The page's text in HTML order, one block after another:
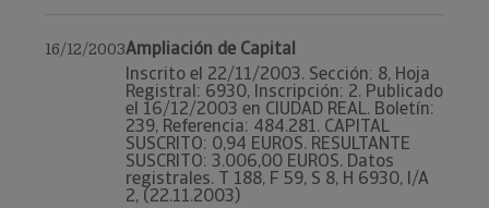
16/12/2003Ampliación de Capital
Inscrito el 22/11/2003. Sección: 8, Hoja
Registral: 6930, Inscripción: 2. Publicado
el 16/12/2003 en CIUDAD REAL. Boletín:
239, Referencia: 484.281. CAPITAL
SUSCRITO: 0,94 EUROS. RESULTANTE
SUSCRITO: 3.006,00 EUROS. Datos
registrales. T 188, F 59, S 8, H 6930, I/A
2, (22.11.2003)